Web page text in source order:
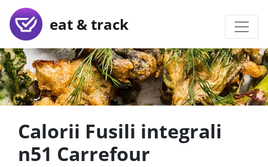
eat & track
Calorii Fusili integrali
n51 Carrefour